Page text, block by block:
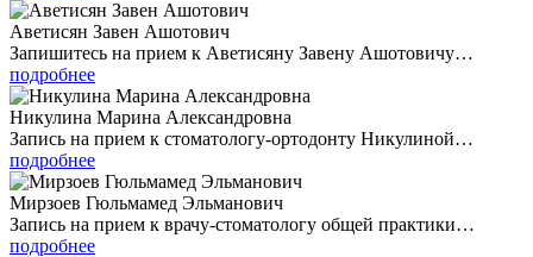
Аветисян Завен Ашотович
Запишитесь на прием к Аветисяну Завену Ашотовичу…
подробнее
Никулина Марина Александровна
Запись на прием к стоматологу-ортодонту Никулиной…
подробнее
Мирзоев Гюльмамед Эльманович
Запись на прием к врачу-стоматологу общей практики…
подробнее